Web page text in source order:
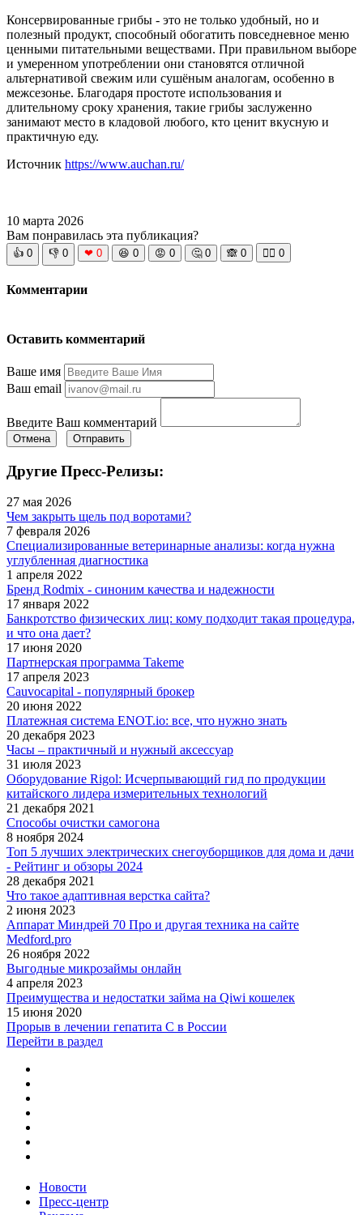
Консервированные грибы - это не только удобный, но и
полезный продукт, способный обогатить повседневное меню
ценными питательными веществами. При правильном выборе
и умеренном употреблении они становятся отличной
альтернативой свежим или сушёным аналогам, особенно в
межсезонье. Благодаря простоте использования и
длительному сроку хранения, такие грибы заслуженно
занимают место в кладовой любого, кто ценит вкусную и
практичную еду.
Источник https://www.auchan.ru/
10 марта 2026
Вам понравилась эта публикация?
👍 0 👎 0 ❤ 0 😆 0 😡 0 🤔 0 🙈 0 🧘‍♀️ 0
Комментарии
Оставить комментарий
Ваше имя
Ваш email
Введите Ваш комментарий
Отмена Отправить
Другие Пресс-Релизы:
27 мая 2026
Чем закрыть щель под воротами?
7 февраля 2026
Специализированные ветеринарные анализы: когда нужна
углубленная диагностика
1 апреля 2022
Бренд Rodmix - синоним качества и надежности
17 января 2022
Банкротство физических лиц: кому подходит такая процедура,
и что она дает?
17 июня 2020
Партнерская программа Takeme
17 апреля 2023
Cauvocapital - популярный брокер
20 июня 2022
Платежная система ENOT.io: все, что нужно знать
20 декабря 2023
Часы – практичный и нужный аксессуар
31 июля 2023
Оборудование Rigol: Исчерпывающий гид по продукции
китайского лидера измерительных технологий
21 декабря 2021
Способы очистки самогона
8 ноября 2024
Топ 5 лучших электрических снегоуборщиков для дома и дачи
- Рейтинг и обзоры 2024
28 декабря 2021
Что такое адаптивная верстка сайта?
2 июня 2023
Аппарат Миндрей 70 Про и другая техника на сайте
Medford.pro
26 ноября 2022
Выгодные микрозаймы онлайн
4 апреля 2023
Преимущества и недостатки займа на Qiwi кошелек
15 июня 2020
Прорыв в лечении гепатита С в России
Перейти в раздел
Новости
Пресс-центр